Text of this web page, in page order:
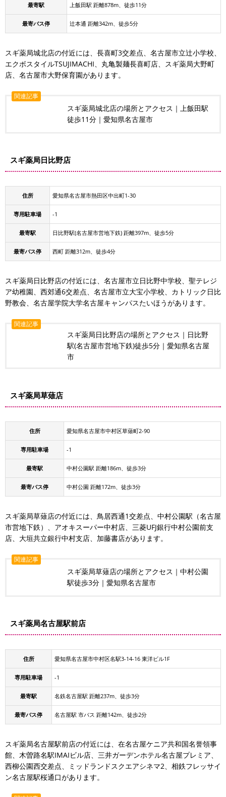
最寄駅 上飯田駅 距離878m、徒歩11分
最寄バス停 辻本通 距離342m、徒歩5分
スギ薬局城北店の付近には、長喜町3交差点、名古屋市立辻小学校、
エクボスタイルTSUJIMACHI、丸亀製麺長喜町店、スギ薬局大野町
店、名古屋市大野保育園があります。
関連記事
スギ薬局城北店の場所とアクセス｜上飯田駅
徒歩11分｜愛知県名古屋市
スギ薬局日比野店
住所 愛知県名古屋市熱田区中出町1-30
専用駐車場 -1
最寄駅 日比野駅(名古屋市営地下鉄) 距離397m、徒歩5分
最寄バス停 西町 距離312m、徒歩4分
スギ薬局日比野店の付近には、名古屋市立日比野中学校、聖テレジ
ア幼稚園、西郊通6交差点、名古屋市立大宝小学校、カトリック日比
野教会、名古屋学院大学名古屋キャンパスたいほうがあります。
関連記事
スギ薬局日比野店の場所とアクセス｜日比野
駅(名古屋市営地下鉄)徒歩5分｜愛知県名古屋
市
スギ薬局草薙店
住所 愛知県名古屋市中村区草薙町2-90
専用駐車場 -1
最寄駅 中村公園駅 距離186m、徒歩3分
最寄バス停 中村公園 距離172m、徒歩3分
スギ薬局草薙店の付近には、鳥居西通1交差点、中村公園駅（名古屋
市営地下鉄）、アオキスーパー中村店、三菱UFJ銀行中村公園前支
店、大垣共立銀行中村支店、加藤書店があります。
関連記事
スギ薬局草薙店の場所とアクセス｜中村公園
駅徒歩3分｜愛知県名古屋市
スギ薬局名古屋駅前店
住所 愛知県名古屋市中村区名駅3-14-16 東洋ビル1F
専用駐車場 -1
最寄駅 名鉄名古屋駅 距離237m、徒歩3分
最寄バス停 名古屋駅 市バス 距離142m、徒歩2分
スギ薬局名古屋駅前店の付近には、在名古屋ケニア共和国名誉領事
館、木曽路名駅IMAIビル店、三井ガーデンホテル名古屋プレミア、
西柳公園西交差点、ミッドランドスクエアシネマ2、相鉄フレッサイ
ン名古屋駅桜通口があります。